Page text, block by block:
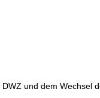
und dem Wechsel